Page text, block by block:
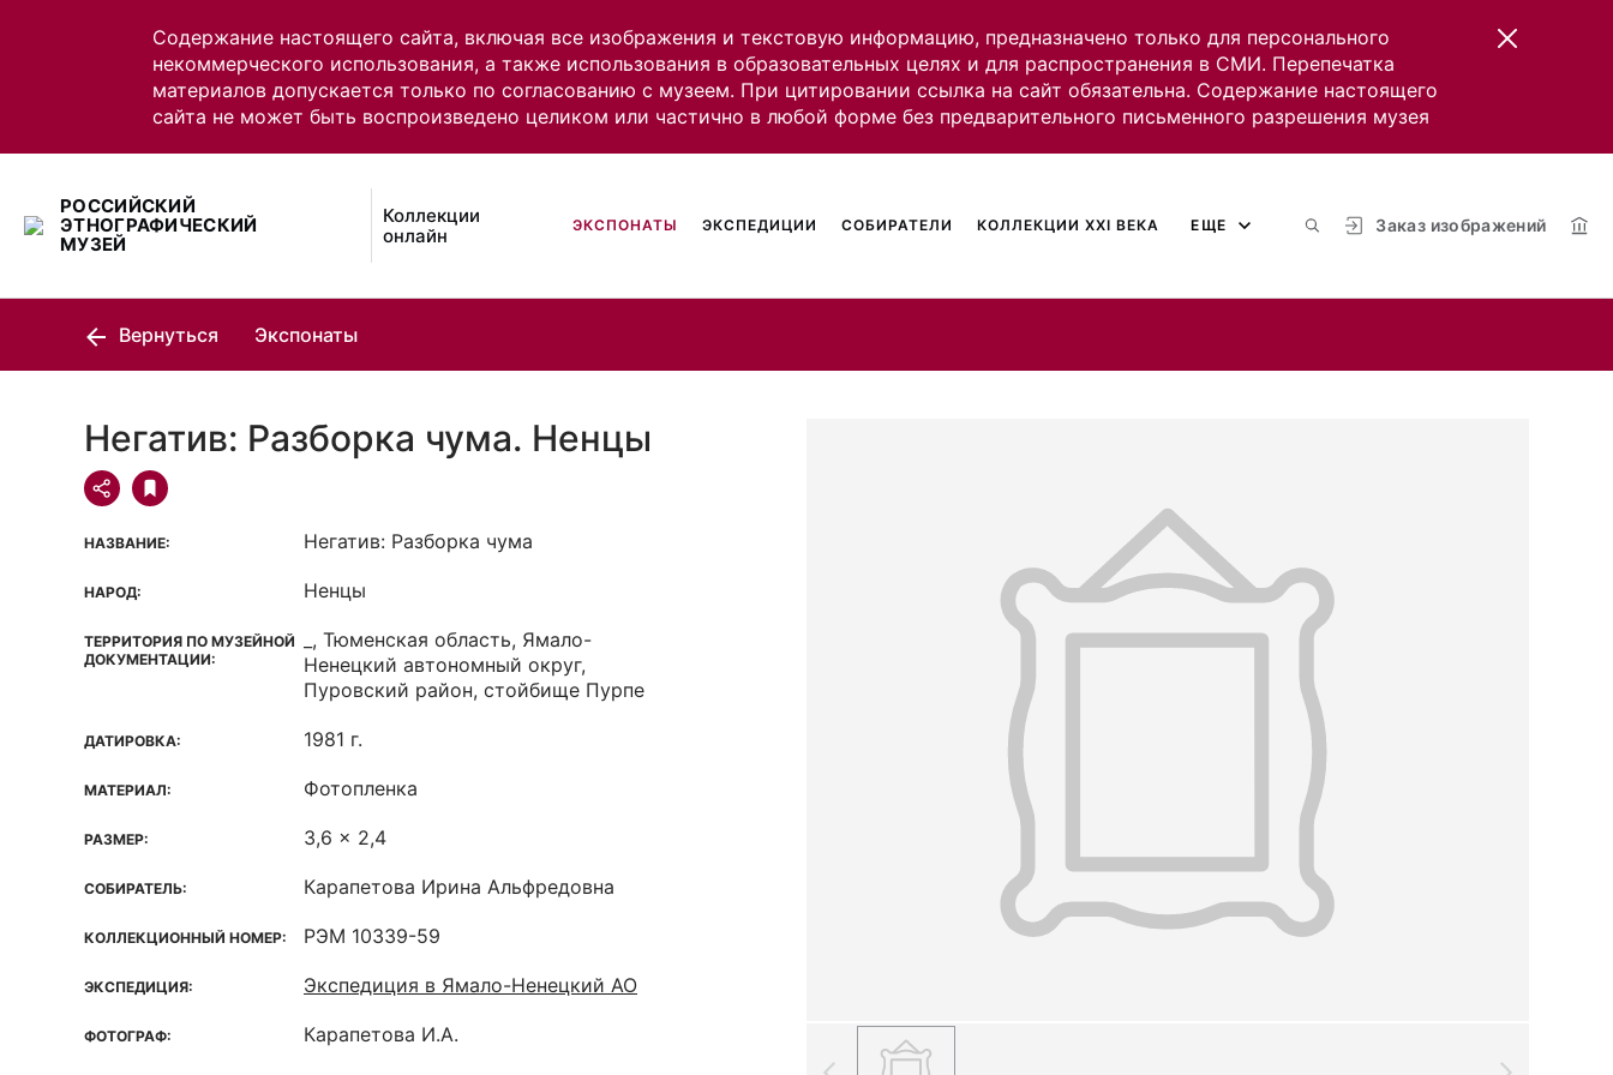
Содержание настоящего сайта, включая все изображения и текстовую информацию, предназначено только для персонального
некоммерческого использования, а также использования в образовательных целях и для распространения в СМИ. Перепечатка
материалов допускается только по согласованию с музеем. При цитировании ссылка на сайт обязательна. Содержание настоящего
сайта не может быть воспроизведено целиком или частично в любой форме без предварительного письменного разрешения музея
РОССИЙСКИЙ
ЭТНОГРАФИЧЕСКИЙ
МУЗЕЙ
Коллекции
онлайн
Заказ изображений
ЭКСПОНАТЫ ЭКСПЕДИЦИИ СОБИРАТЕЛИ КОЛЛЕКЦИИ XXI ВЕКА ЕЩЕ
Вернуться Экспонаты
Негатив: Разборка чума. Ненцы
НАЗВАНИЕ: Негатив: Разборка чума
НАРОД: Ненцы
ТЕРРИТОРИЯ ПО МУЗЕЙНОЙ
ДОКУМЕНТАЦИИ:
_, Тюменская область, Ямало-
Ненецкий автономный округ,
Пуровский район, стойбище Пурпе
ДАТИРОВКА: 1981 г.
МАТЕРИАЛ: Фотопленка
РАЗМЕР: 3,6 x 2,4
СОБИРАТЕЛЬ: Карапетова Ирина Альфредовна
КОЛЛЕКЦИОННЫЙ НОМЕР: РЭМ 10339-59
ЭКСПЕДИЦИЯ: Экспедиция в Ямало-Ненецкий АО
ФОТОГРАФ: Карапетова И.А.